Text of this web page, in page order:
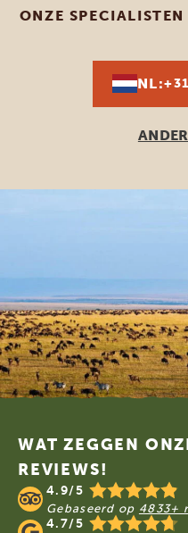
ONZE
NL:
WAT ZEGGEN
REVIEWS!
4.9/5
Gebaseerd op 4833+
4.7/5